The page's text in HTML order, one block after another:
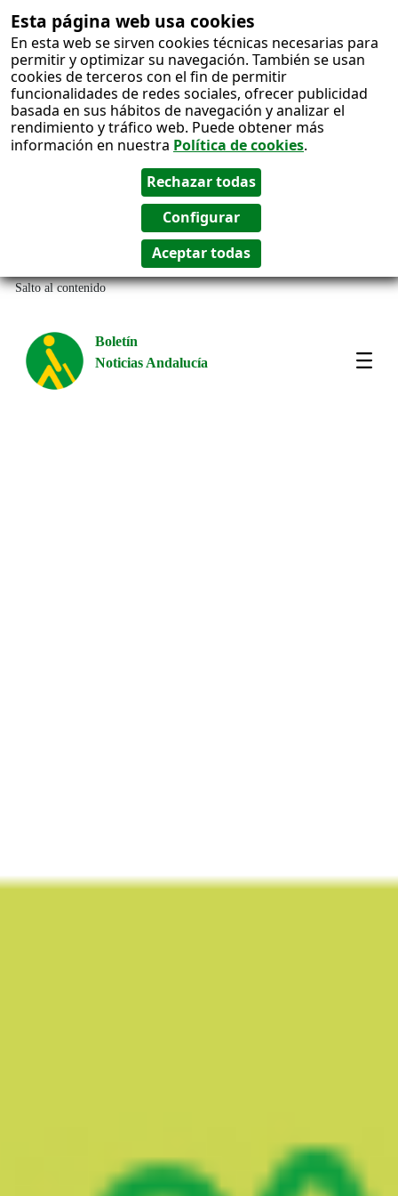
Esta página web usa cookies
En esta web se sirven cookies técnicas necesarias para
permitir y optimizar su navegación. También se usan
cookies de terceros con el fin de permitir
funcionalidades de redes sociales, ofrecer publicidad
basada en sus hábitos de navegación y analizar el
rendimiento y tráfico web. Puede obtener más
información en nuestra Política de cookies.
Salto al contenido
Boletín
Noticias Andalucía